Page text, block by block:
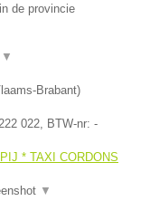
de provincie
▼
Brabant)
022 , BTW-nr: -
* TAXI CORDONS
▼